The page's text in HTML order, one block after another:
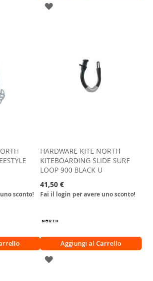
AGGIUNGI
DESIDERI
sconto!
HARDWARE KITE NORTH
KITEBOARDING SLIDE SURF
LOOP 900 BLACK U
41,50 €
Fai il login per avere uno sconto!
Aggiungi al Carrello
AGGIUNGI